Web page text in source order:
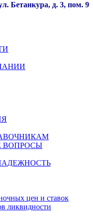
Бетанкура, д. 3, пом. 9
ВОПРОСЫ
цен и ставок
ликвидности